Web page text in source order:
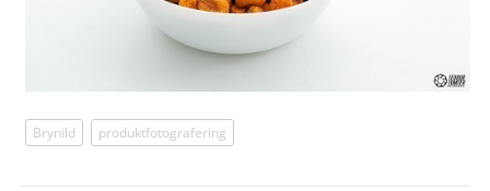
Brynild produktfotografering